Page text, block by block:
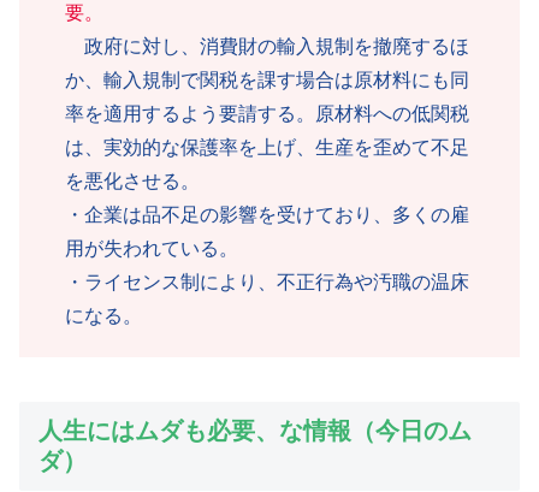
要。
政府に対し、消費財の輸入規制を撤廃するほ
か、輸入規制で関税を課す場合は原材料にも同
率を適用するよう要請する。原材料への低関税
は、実効的な保護率を上げ、生産を歪めて不足
を悪化させる。
・企業は品不足の影響を受けており、多くの雇
用が失われている。
・ライセンス制により、不正行為や汚職の温床
になる。
人生にはムダも必要、な情報（今日のム
ダ）